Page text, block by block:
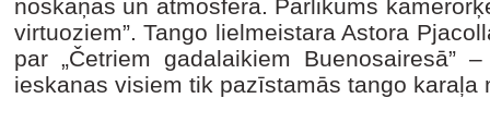
noskaņas un atmosfēra. Pārlikums
virtuoziem”. Tango lielmeistara Astora
par „Četriem gadalaikiem
ieskanas visiem tik pazīstamās tango karaļa